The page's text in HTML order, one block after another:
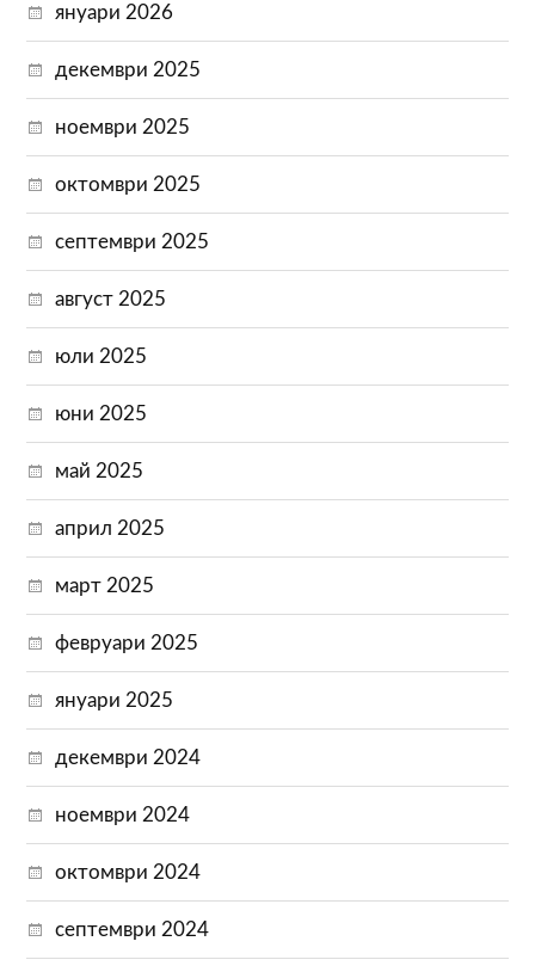
януари 2026
декември 2025
ноември 2025
октомври 2025
септември 2025
август 2025
юли 2025
юни 2025
май 2025
април 2025
март 2025
февруари 2025
януари 2025
декември 2024
ноември 2024
октомври 2024
септември 2024